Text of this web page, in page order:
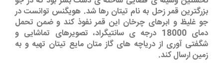
بزرگترین قمر زحل به نام تیتان رها شد. هویگنس توانست در
جو غلیظ و ابرهای چرخان این قمر نفوذ کند و ضمن تحمل
دمای 18000 درجه ی سانتیگراد، تصویرهای تماشایی و
شگفتی آوری از دریاچه های گاز متان مایع تیتان تهیه و به
زمین ارسال کند.